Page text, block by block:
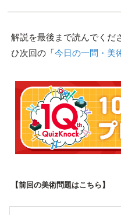
解説を最後まで読んでくだ
ひ次回の「今日の一問・美
【前回の美術問題はこちら】